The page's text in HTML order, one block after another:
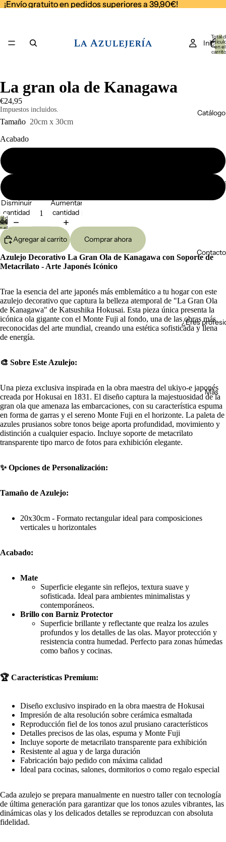
¡Envío gratuito en pedidos superiores a 39,90€!
¡Envío gratuito en pedidos superiores a 39,90€!
Inicio
Catálogo
Contacto
¿Eres
Más
Total
en el
Abrir
imagen
a
pantalla
Abrir
imagen
a
pantalla
Abrir
imagen
a
pantalla
Abrir
imagen
a
pantalla
Abrir
imagen
a
pantalla
Abrir
imagen
a
pantalla
La gran ola de Kanagawa
€24,95
Impuestos incluidos.
Tamaño 20cm x 30cm
Acabado
Disminuir
cantidad
Aumentar
cantidad
Agregar al carrito Comprar ahora
Azulejo Decorativo La Gran Ola de Kanagawa con Soporte de
Metacrilato - Arte Japonés Icónico
Trae la esencia del arte japonés más emblemático a tu hogar con este
azulejo decorativo que captura la belleza atemporal de "La Gran Ola
de Kanagawa" de Katsushika Hokusai. Esta pieza única presenta la
icónica ola gigante con el Monte Fuji al fondo, una de las obras más
reconocidas del arte mundial, creando una estética sofisticada y llena
de energía.
🎨 Sobre Este Azulejo:
Una pieza exclusiva inspirada en la obra maestra del ukiyo-e japonés
creada por Hokusai en 1831. El diseño captura la majestuosidad de la
gran ola que amenaza las embarcaciones, con su característica espuma
en forma de garras y el sereno Monte Fuji en el horizonte. La paleta de
azules prusianos sobre tonos beige aporta profundidad, movimiento y
distinción a cualquier espacio. Incluye soporte de metacrilato
transparente tipo marco de fotos para exhibición elegante.
✨ Opciones de Personalización:
Tamaño de Azulejo:
20x30cm - Formato rectangular ideal para composiciones
verticales u horizontales
Acabado:
Mate
Superficie elegante sin reflejos, textura suave y
sofisticada. Ideal para ambientes minimalistas y
contemporáneos.
Brillo con Barniz Protector
Superficie brillante y reflectante que realza los azules
profundos y los detalles de las olas. Mayor protección y
resistencia contra humedad. Perfecto para zonas húmedas
como baños y cocinas.
🏆 Características Premium:
Diseño exclusivo inspirado en la obra maestra de Hokusai
Impresión de alta resolución sobre cerámica esmaltada
Reproducción fiel de los tonos azul prusiano característicos
Detalles precisos de las olas, espuma y Monte Fuji
Incluye soporte de metacrilato transparente para exhibición
Resistente al agua y de larga duración
Fabricación bajo pedido con máxima calidad
Ideal para cocinas, salones, dormitorios o como regalo especial
Cada azulejo se prepara manualmente en nuestro taller con tecnología
de última generación para garantizar que los tonos azules vibrantes, las
dinámicas olas y los delicados detalles se reproduzcan con absoluta
fidelidad.